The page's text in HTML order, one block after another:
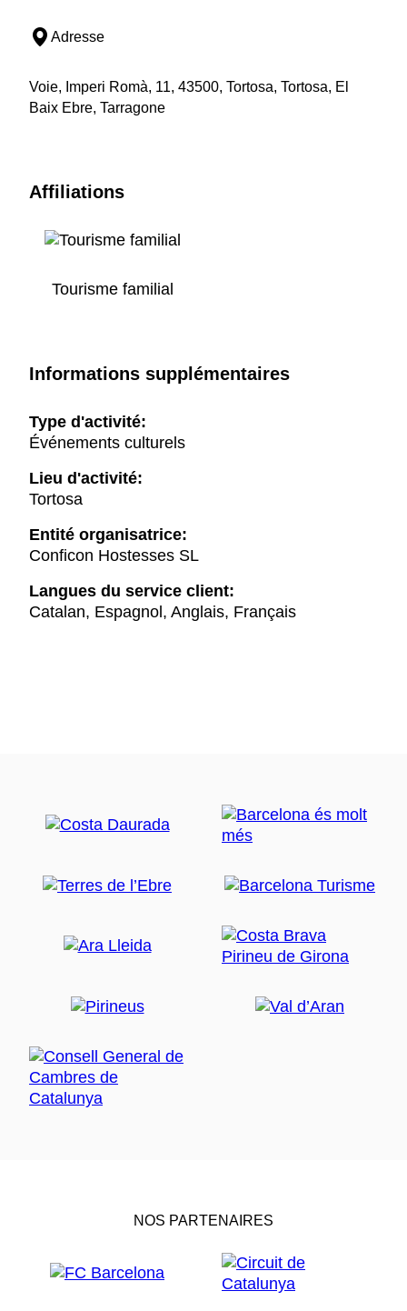
Adresse
Voie, Imperi Romà, 11, 43500, Tortosa, Tortosa, El
Baix Ebre, Tarragone
Affiliations
Tourisme familial
Informations supplémentaires
Type d'activité:
Événements culturels
Lieu d'activité:
Tortosa
Entité organisatrice:
Conficon Hostesses SL
Langues du service client:
Catalan, Espagnol, Anglais, Français
NOS PARTENAIRES